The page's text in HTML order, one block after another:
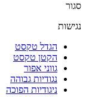
סגור
נגישות
הגדל טקסט
הקטן טקסט
גווני אפור
נגודיות גבוהה
ניגודיות הפוכה